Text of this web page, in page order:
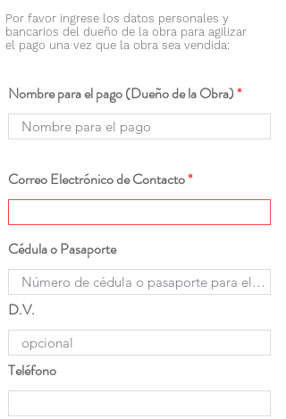
Por favor ingrese los datos personales y
bancarios del dueño de la obra para agilizar
el pago una vez que la obra sea vendida:
Nombre para el pago (Dueño de la Obra)
Correo Electrónico de Contacto
Cédula o Pasaporte
D.V.
Teléfono